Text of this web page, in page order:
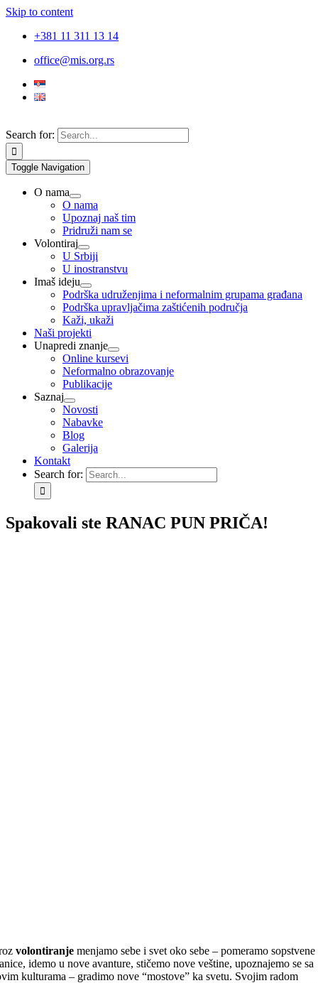
Skip to content
+381 11 311 13 14
office@mis.org.rs
Search for:
Toggle Navigation
O nama
O nama
Upoznaj naš tim
Pridruži nam se
Volontiraj
U Srbiji
U inostranstvu
Imaš ideju
Podrška udruženjima i neformalnim grupama građana
Podrška upravljačima zaštićenih područja
Kaži, ukaži
Naši projekti
Unapredi znanje
Online kursevi
Neformalno obrazovanje
Publikacije
Saznaj
Novosti
Nabavke
Blog
Galerija
Kontakt
Search for:
Spakovali ste RANAC PUN PRIČA!
volontiranjemenjamo sebe i svet oko sebe – pomeramo sopstvene
idemo u nove avanture, stičemo nove veštine, upoznajemo se sa
kulturama – gradimo nove “mostove” ka svetu. Svojim radom